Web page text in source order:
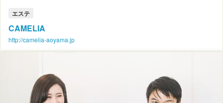
エステ
CAMELIA
http://camelia-aoyama.jp